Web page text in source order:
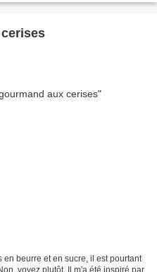
beurre et en sucre, il est pourtant
voyez plutôt. Il m'a été inspiré par